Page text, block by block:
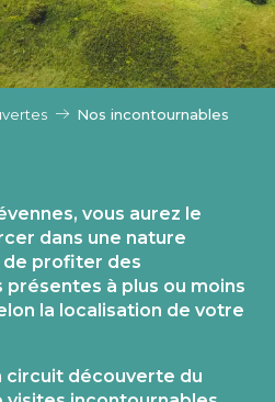
Nos incontournables
vous aurez le
dans une nature
de profiter des
à plus ou moins
la localisation de votre
circuit découverte du